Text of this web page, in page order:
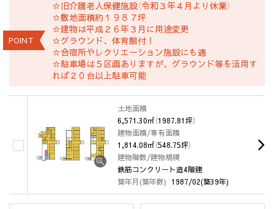
POINT
☆旧介護老人保健施設（令和３年４月より休業）
☆敷地面積約１９８７坪
☆建物は平成２６年３月に用途変更
☆グラウンド、体育館付！
☆合宿所やレクリエーション施設にも適
☆駐車場は５区画ありますが、グラウンド等を活用す
れば２０台以上駐車可能
土地面積
6,571.30㎡（1987.81坪）
建物面積/専有面積
1,814.08㎡（548.75坪）
建物階数/建物規模
鉄筋コンクリート造4階建
築年月(築年数) 1987/02(築39年)